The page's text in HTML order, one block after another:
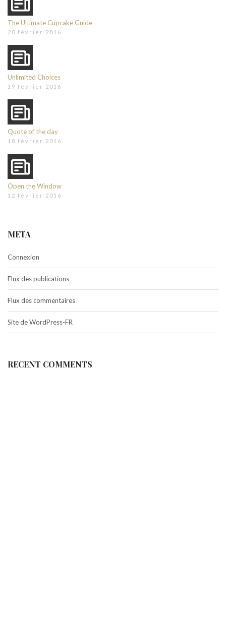
The Ultimate Cupcake Guide
20 février 2016
Unlimited Choices
19 février 2016
Quote of the day
18 février 2016
Open the Window
12 février 2016
META
Connexion
Flux des publications
Flux des commentaires
Site de WordPress-FR
RECENT COMMENTS